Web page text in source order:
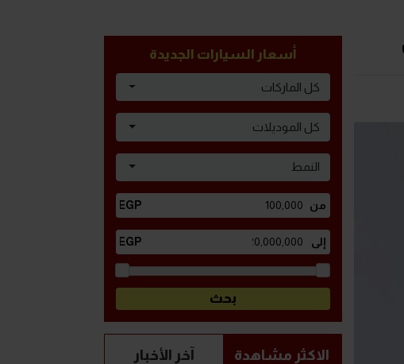
أسعار السيارات الجديدة
كل الماركات
كل الموديلات
النمط
الاكثر مشاهدة آخر الأخبار